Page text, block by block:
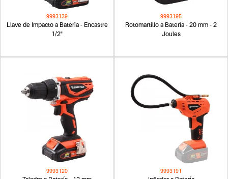
Llave de Impacto a Batería - Encastre
1/2"
9993139
Rotomartillo a Batería - 20 mm - 2
Joules
9993195
9993120 9993191